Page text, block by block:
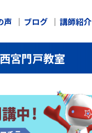
声 ブログ 講師紹介
宮門戸教室